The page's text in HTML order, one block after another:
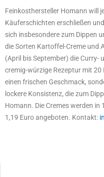
Feinkosthersteller Homann will
Käuferschichten erschließen
sich insbesondere zum Dippen
die Sorten Kartoffel-Creme und
(April bis September) die Curry-
cremig-würzige Rezeptur mit
einen frischen Geschmack,
lockere Konsistenz, die zum
Homann. Die Cremes werden in
1,19 Euro angeboten. Kontakt: